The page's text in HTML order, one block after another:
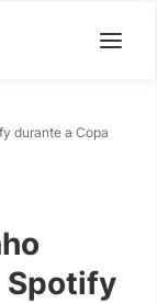
durante a Copa
Spotify